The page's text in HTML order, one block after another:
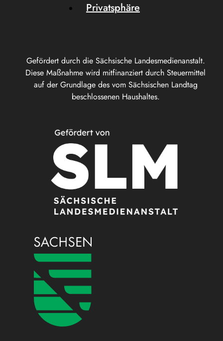
Gefördert durch die Sächsische Landesmedienanstalt.
Diese Maßnahme wird mitfinanziert durch Steuermittel
auf der Grundlage des vom Sächsischen Landtag
beschlossenen Haushaltes.
Privatsphäre